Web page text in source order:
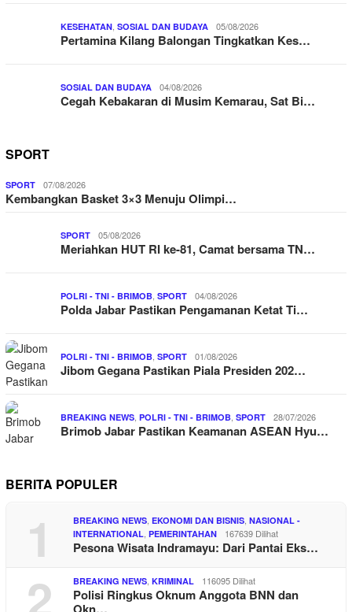
KESEHATAN, SOSIAL DAN BUDAYA 05/08/2026
Pertamina Kilang Balongan Tingkatkan Kes…
SOSIAL DAN BUDAYA 04/08/2026
Cegah Kebakaran di Musim Kemarau, Sat Bi…
SPORT
SPORT 07/08/2026
Kembangkan Basket 3×3 Menuju Olimpi…
SPORT 05/08/2026
Meriahkan HUT RI ke-81, Camat bersama TN…
POLRI - TNI - BRIMOB, SPORT 04/08/2026
Polda Jabar Pastikan Pengamanan Ketat Ti…
POLRI - TNI - BRIMOB, SPORT 01/08/2026
Jibom Gegana Pastikan Piala Presiden 202…
BREAKING NEWS, POLRI - TNI - BRIMOB, SPORT 28/07/2026
Brimob Jabar Pastikan Keamanan ASEAN Hyu…
BERITA POPULER
1 BREAKING NEWS, EKONOMI DAN BISNIS, NASIONAL -
INTERNATIONAL, PEMERINTAHAN 167639 Dilihat
Pesona Wisata Indramayu: Dari Pantai Eks…
2 BREAKING NEWS, KRIMINAL 116095 Dilihat
Polisi Ringkus Oknum Anggota BNN dan